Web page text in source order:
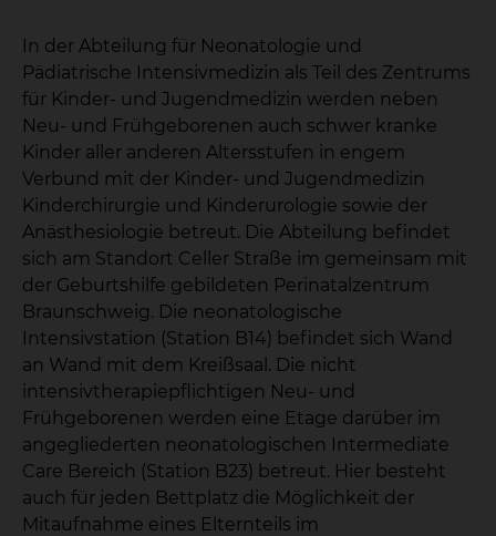
In der Abteilung für Neonatologie und
Pädiatrische Intensivmedizin als Teil des Zentrums
für Kinder- und Jugendmedizin werden neben
Neu- und Frühgeborenen auch schwer kranke
Kinder aller anderen Altersstufen in engem
Verbund mit der Kinder- und Jugendmedizin
Kinderchirurgie und Kinderurologie sowie der
Anästhesiologie betreut. Die Abteilung befindet
sich am Standort Celler Straße im gemeinsam mit
der Geburtshilfe gebildeten Perinatalzentrum
Braunschweig. Die neonatologische
Intensivstation (Station B14) befindet sich Wand
an Wand mit dem Kreißsaal. Die nicht
intensivtherapiepflichtigen Neu- und
Frühgeborenen werden eine Etage darüber im
angegliederten neonatologischen Intermediate
Care Bereich (Station B23) betreut. Hier besteht
auch für jeden Bettplatz die Möglichkeit der
Mitaufnahme eines Elternteils im